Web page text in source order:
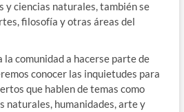
y ciencias naturales, también se
filosofía y otras áreas del
comunidad a hacerse parte de
conocer las inquietudes para
que hablen de temas como
naturales, humanidades, arte y